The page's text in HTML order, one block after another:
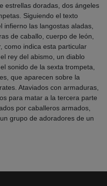
estrellas doradas, dos ángeles
Siguiendo el texto
infierno las langostas aladas,
de caballo, cuerpo de león,
como indica esta particular
rey del abismo, un diablo
sonido de la sexta trompeta,
que aparecen sobre la
Ataviados con armaduras,
para matar a la tercera parte
por caballeros armados,
grupo de adoradores de un